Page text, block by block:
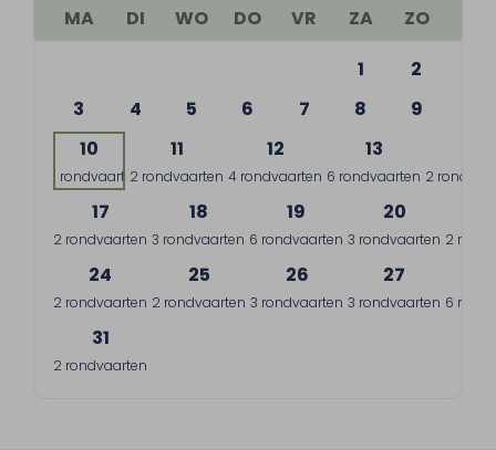
MA DI WO DO VR ZA
ZO
1
2
3
4 5 6 7 8
9
10
1 rondvaart
11
2 rondvaarten
12
4 rondvaarten
13
6 rondvaarten 2
17
2 rondvaarten
18
3 rondvaarten
19
6 rondvaarten
20
3 rondvaarten 2
24
2 rondvaarten
25
2 rondvaarten
26
3 rondvaarten
27
3 rondvaarten 6
31
2 rondvaarten